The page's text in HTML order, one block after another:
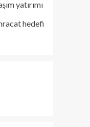
yatırımı
hedefi